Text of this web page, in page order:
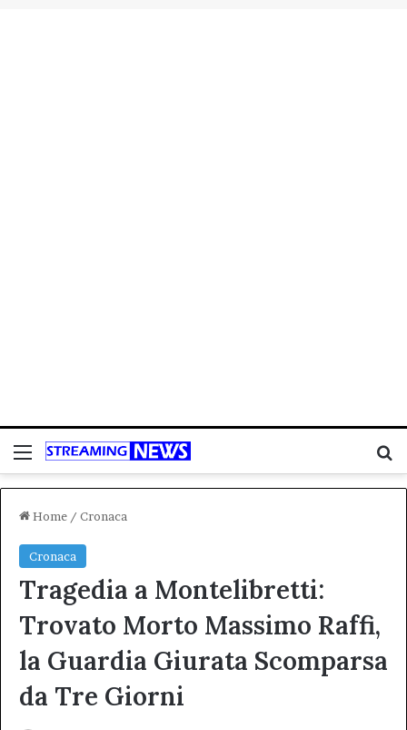
Menu
Home / Cronaca
Cronaca
Tragedia a Montelibretti:
Trovato Morto Massimo Raffi,
la Guardia Giurata Scomparsa
da Tre Giorni